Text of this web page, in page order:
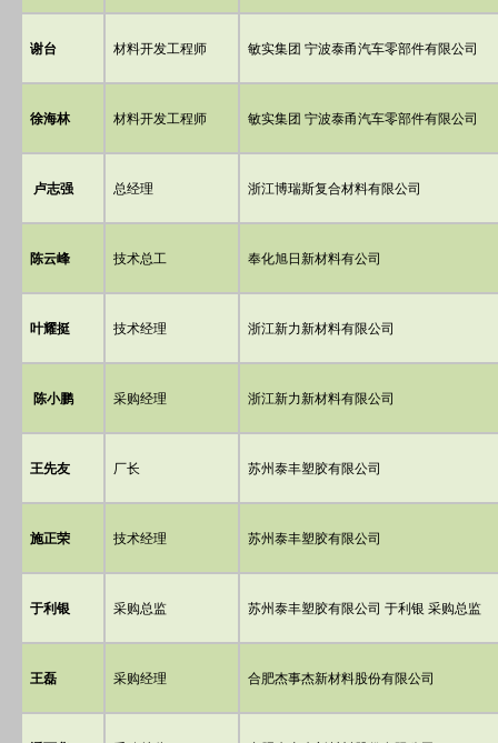
谢台 材料开发工程师 敏实集团 宁波泰甬汽车零部件有限公司
徐海林 材料开发工程师 敏实集团 宁波泰甬汽车零部件有限公司
卢志强 总经理 浙江博瑞斯复合材料有限公司
陈云峰 技术总工 奉化旭日新材料有公司
叶耀挺 技术经理 浙江新力新材料有限公司
陈小鹏 采购经理 浙江新力新材料有限公司
王先友 厂长 苏州泰丰塑胶有限公司
施正荣 技术经理 苏州泰丰塑胶有限公司
于利银 采购总监 苏州泰丰塑胶有限公司 于利银 采购总监
王磊 采购经理 合肥杰事杰新材料股份有限公司